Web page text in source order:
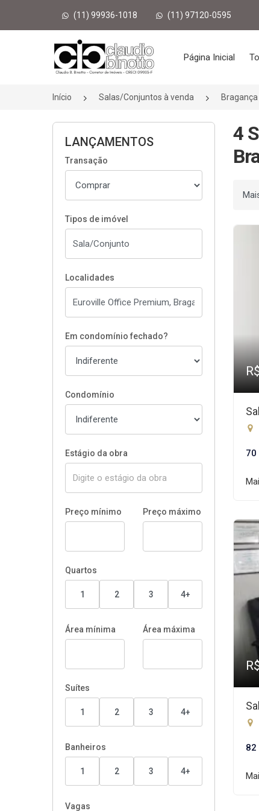
(11) 99936-1018 (11) 97120-0595
Página inicial
Página Inicial
Início Salas/Conjuntos à venda
LANÇAMENTOS
Transação
Tipos de imóvel
Localidades
Em condomínio fechado?
Condomínio
Estágio da obra
Preço mínimo Preço máximo
Quartos
1 2 3 4+
Área mínima Área máxima
Suítes
1 2 3 4+
Banheiros
1 2 3 4+
Vagas
4
70
82